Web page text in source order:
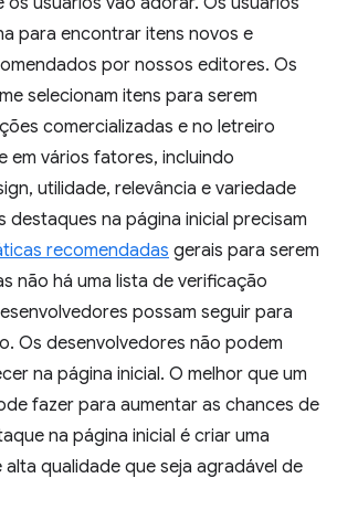
para encontrar itens novos e
por nossos editores. Os
selecionam itens para serem
comercializadas e no letreiro
em vários fatores, incluindo
utilidade, relevância e variedade
destaques na página inicial precisam
recomendadas gerais para serem
não há uma lista de verificação
possam seguir para
Os desenvolvedores não podem
na página inicial. O melhor que um
fazer para aumentar as chances de
na página inicial é criar uma
qualidade que seja agradável de